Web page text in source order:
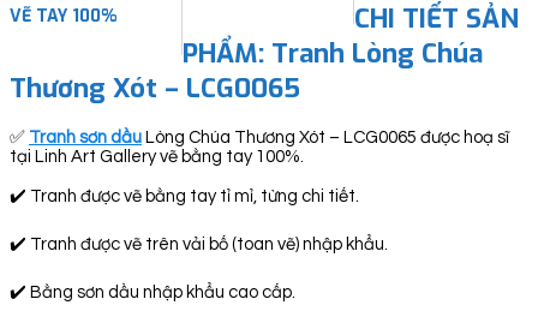
VẼ TAY 100%
CHI TIẾT SẢN
PHẨM: Tranh Lòng Chúa
Thương Xót – LCG0065
✅ Tranh sơn dầu Lòng Chúa Thương Xót – LCG0065 được hoạ sĩ
tại Linh Art Gallery vẽ bằng tay 100%.
✔️ Tranh được vẽ bằng tay tỉ mỉ, từng chi tiết.
✔️ Tranh được vẽ trên vải bố (toan vẽ) nhập khẩu.
✔️ Bằng sơn dầu nhập khẩu cao cấp.